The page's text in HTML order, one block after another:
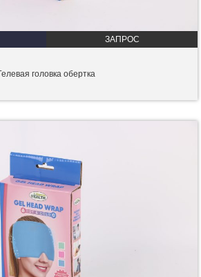
ЗАПРОС
головка обертка